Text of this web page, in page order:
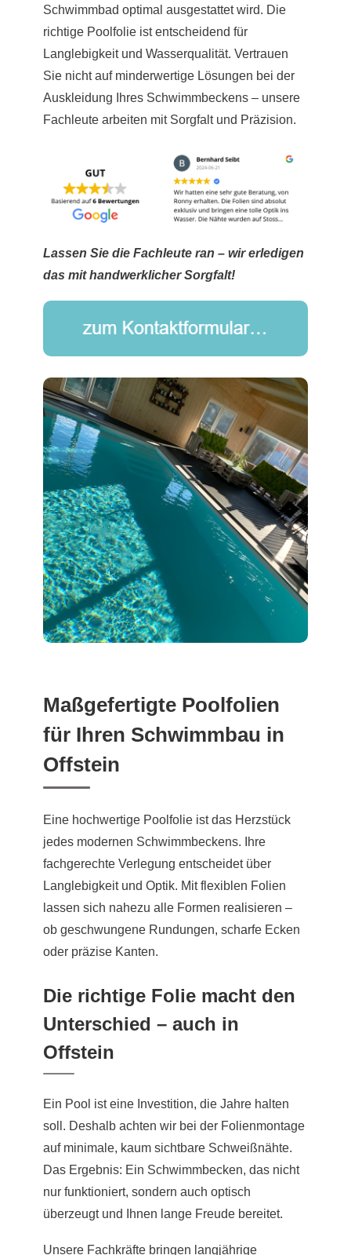
Schwimmbad optimal ausgestattet wird. Die
richtige Poolfolie ist entscheidend für
Langlebigkeit und Wasserqualität. Vertrauen
Sie nicht auf minderwertige Lösungen bei der
Auskleidung Ihres Schwimmbeckens – unsere
Fachleute arbeiten mit Sorgfalt und Präzision.
Lassen Sie die Fachleute ran – wir erledigen
das mit handwerklicher Sorgfalt!
Maßgefertigte Poolfolien
für Ihren Schwimmbau in
Offstein
Eine hochwertige Poolfolie ist das Herzstück
jedes modernen Schwimmbeckens. Ihre
fachgerechte Verlegung entscheidet über
Langlebigkeit und Optik. Mit flexiblen Folien
lassen sich nahezu alle Formen realisieren –
ob geschwungene Rundungen, scharfe Ecken
oder präzise Kanten.
Die richtige Folie macht den
Unterschied – auch in
Offstein
Ein Pool ist eine Investition, die Jahre halten
soll. Deshalb achten wir bei der Folienmontage
auf minimale, kaum sichtbare Schweißnähte.
Das Ergebnis: Ein Schwimmbecken, das nicht
nur funktioniert, sondern auch optisch
überzeugt und Ihnen lange Freude bereitet.
Unsere Fachkräfte bringen langjährige